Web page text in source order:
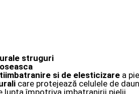
struguri
si de elesticizare a
care protejează celulele de